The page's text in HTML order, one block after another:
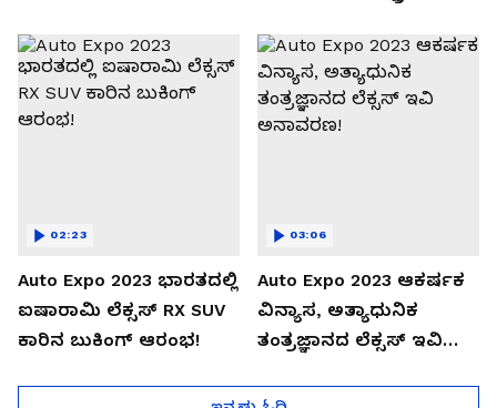
Auto Expo 2023 ಭಾರತದಲ್ಲಿ
ಐಷಾರಾಮಿ ಲೆಕ್ಸಸ್ RX SUV
ಕಾರಿನ ಬುಕಿಂಗ್ ಆರಂಭ!
02:23
Auto Expo 2023 ಆಕರ್ಷಕ
ವಿನ್ಯಾಸ, ಅತ್ಯಾಧುನಿಕ
ತಂತ್ರಜ್ಞಾನದ ಲೆಕ್ಸಸ್ ಇವಿ
03:06